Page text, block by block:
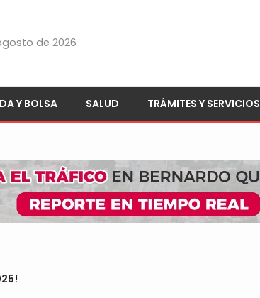
de 2026
Y BOLSA SALUD TRÁMITES Y SERVICIOS